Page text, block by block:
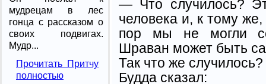
мудрецам в лес
гонца с рассказом о
своих подвигах.
Мудр...
Прочитать Притчу
полностью
— Что случилось?
человека и, к тому
пор мы не могли
Шраван может быть
Так что же
Будда сказал: